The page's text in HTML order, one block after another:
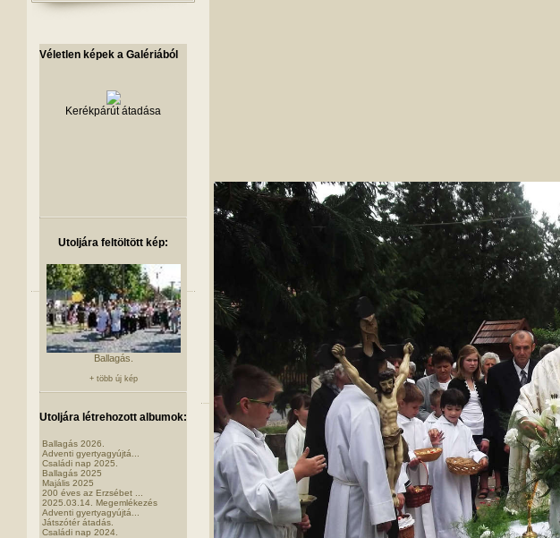
Véletlen képek a Galériából
Kerékpárút átadása
Utoljára feltöltött kép:
Ballagás.
+ több új kép
Utoljára létrehozott albumok:
Ballagás 2026.
Adventi gyertyagyújtá...
Családi nap 2025.
Ballagás 2025
Majális 2025
200 éves az Erzsébet ...
2025.03.14. Megemlékezés
Adventi gyertyagyújtá...
Játszótér átadás.
Családi nap 2024.